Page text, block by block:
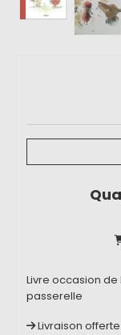
Livre occasion de
passerelle
Livraison